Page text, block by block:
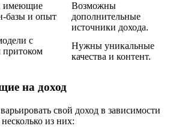
имеющие
базы и опыт
Возможны
дополнительные
источники дохода.
с
Нужны уникальные
качества и контент.
на доход
свой доход в зависимости
из них: